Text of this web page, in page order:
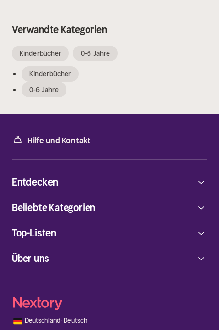
Verwandte Kategorien
Kinderbücher 0-6 Jahre
Kinderbücher
0-6 Jahre
Hilfe und Kontakt
Über uns
Entdecken
Beliebte Kategorien
Top-Listen
🇩🇪 Deutschland·Deutsch